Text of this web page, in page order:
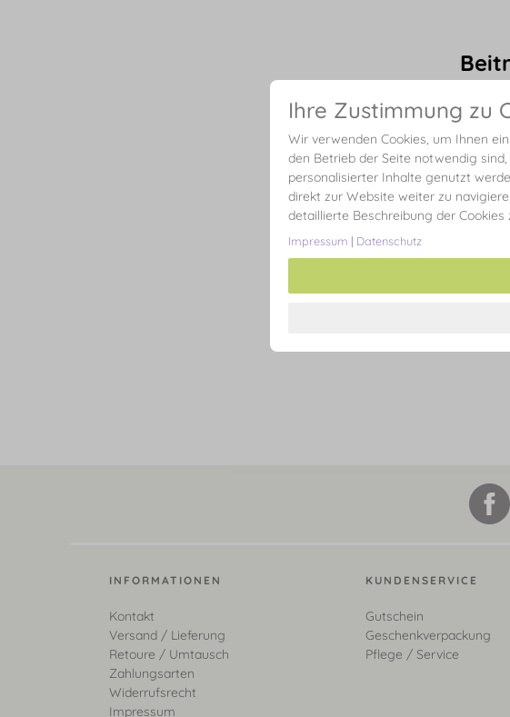
INFORMATIONEN
Kontakt
Versand / Lieferung
Retoure / Umtausch
Zahlungsarten
Widerrufsrecht
Impressum
KUNDENSERVICE
Gutschein
Geschenkverpackung
Pflege / Service
Ihre Zustimmung zu
Wir verwenden Cookies, um Ihnen
den Betrieb der Seite notwendig
personalisierter Inhalte genutzt
direkt zur Website weiter zu
detaillierte Beschreibung der
Impressum | Datenschutz